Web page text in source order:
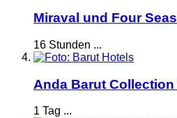
Miraval und Four
16 Stunden ...
Anda Barut
1 Tag ...